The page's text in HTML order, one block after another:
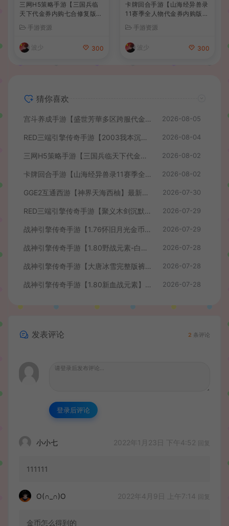
三网H5策略手游【三国兵临
天下代金券内购七合修复版】
最新整理单机一键即玩镜像端
+Linux手工服务端+管理后台
+GM授权后台+简易安卓客户
端+详细搭建教程+视频教程
手游资源
波少 300
卡牌回合手游【山海经异兽录
11赛季全人物代金券内购版】
最新整理WIN系服务端+授权
GM后台+管理后台+热更修改
工具+安卓+详细搭建教程
手游资源
波少 300
猜你喜欢
宫斗养成手游【盛世芳華多区跨服代金券本地优化版】最新整理单机一键即玩端+Linux手工服务端+CDK授权后台+安卓+详细搭建教程 2026-08-05
RED三端引擎传奇手游【2003我本沉默】最新整理Win系服务端+安卓苹果PC三端+详细搭建教程 2026-08-04
三网H5策略手游【三国兵临天下代金券内购七合修复版】最新整理单机一键即玩镜像端+Linux手工服务端+管理后台+GM授权后台+简易安卓客户端+详细搭建教程+视频教程 2026-08-02
卡牌回合手游【山海经异兽录11赛季全人物代金券内购版】最新整理WIN系服务端+授权GM后台+管理后台+热更修改工具+安卓+详细搭建教程 2026-08-02
GGE2互通西游【神界天海西柚】最新整理Win系服务端+安卓苹果PC三端+内置GM工具+全套源码+详细搭建教程+视频教程 2026-07-30
RED三端引擎传奇手游【聚义木剑沉默高仿嘟嘟沉默】最新整理Win系服务端+安卓苹果PC三端+详细搭建教程 2026-07-29
战神引擎传奇手游【1.76怀旧月光金币版】最新整理Win系复古服务端+安卓苹果双端+GM授权物品后台+详细搭建教程 2026-07-29
战神引擎传奇手游【1.80野战元素-白猪7.2免授权】最新整理Win系特色服务端+安卓+GM授权物品后台+详细搭建教程 2026-07-28
战神引擎传奇手游【大唐冰雪完整版裤衩7.0免授权】最新整理Win系特色服务端+GM授权后台+安卓苹果双端+详细搭建教程 2026-07-28
战神引擎传奇手游【1.80新血战元素】最新整理Win系特色服务端+安卓+GM授权物品后台+详细搭建教程 2026-07-28
发表评论 2 条评论
登录后评论
小小七 2022年1月23日 下午4:52 回复
111111
O(∩_∩)O 2022年4月9日 上午7:14
金币怎么得到的